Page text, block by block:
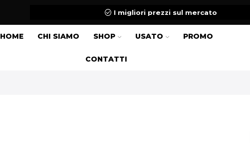
I migliori prezzi sul mercato
HOME CHI SIAMO SHOP USATO PROMO
CONTATTI